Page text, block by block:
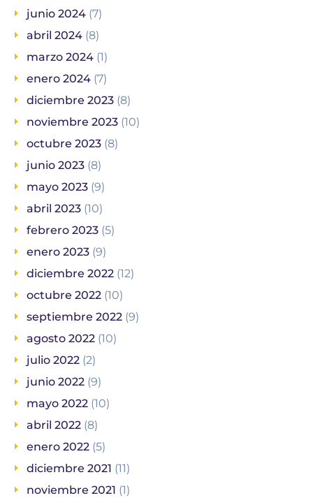
junio 2024 (7)
abril 2024 (8)
marzo 2024 (1)
enero 2024 (7)
diciembre 2023 (8)
noviembre 2023 (10)
octubre 2023 (8)
junio 2023 (8)
mayo 2023 (9)
abril 2023 (10)
febrero 2023 (5)
enero 2023 (9)
diciembre 2022 (12)
octubre 2022 (10)
septiembre 2022 (9)
agosto 2022 (10)
julio 2022 (2)
junio 2022 (9)
mayo 2022 (10)
abril 2022 (8)
enero 2022 (5)
diciembre 2021 (11)
noviembre 2021 (1)